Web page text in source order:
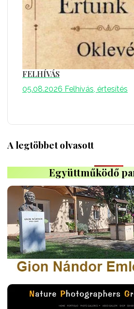
FELHÍVÁS
05.08.2026 Felhívás, értesítés
A legtöbbet olvasott
Együttműködő